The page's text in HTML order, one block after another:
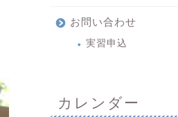
お問い合わせ
実習申込
カレンダー